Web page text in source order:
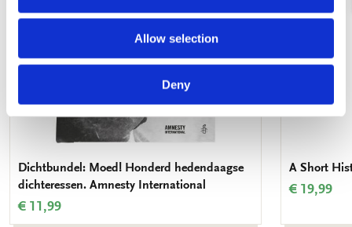
Allow selection
Deny
Dichtbundel: Moed! Honderd hedendaagse
dichteressen. Amnesty International
€ 11,99
A Short
€ 19,99